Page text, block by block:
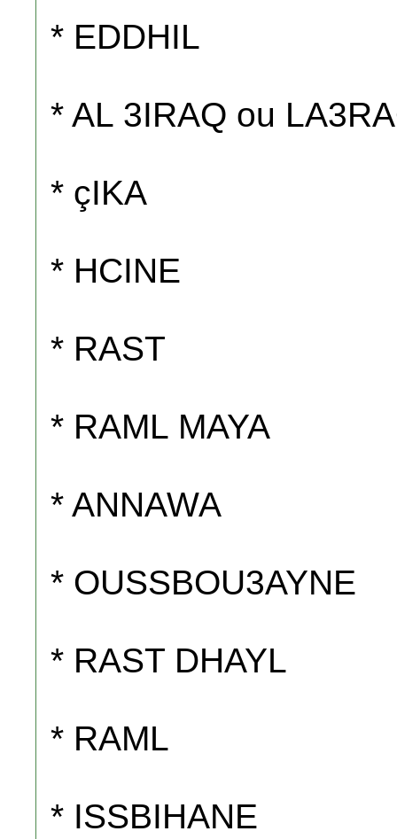
* EDDHIL
* AL 3IRAQ ou
* çIKA
* HCINE
* RAST
* RAML MAYA
* ANNAWA
* OUSSBOU3AYNE
* RAST DHAYL
* RAML
* ISSBIHANE